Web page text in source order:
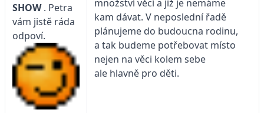
SHOW. Petra
vám jistě ráda
odpoví.
množství věcí a již je nemáme
kam dávat. V neposlední řadě
plánujeme do budoucna rodinu,
a tak budeme potřebovat místo
nejen na věci kolem sebe
ale hlavně pro děti.